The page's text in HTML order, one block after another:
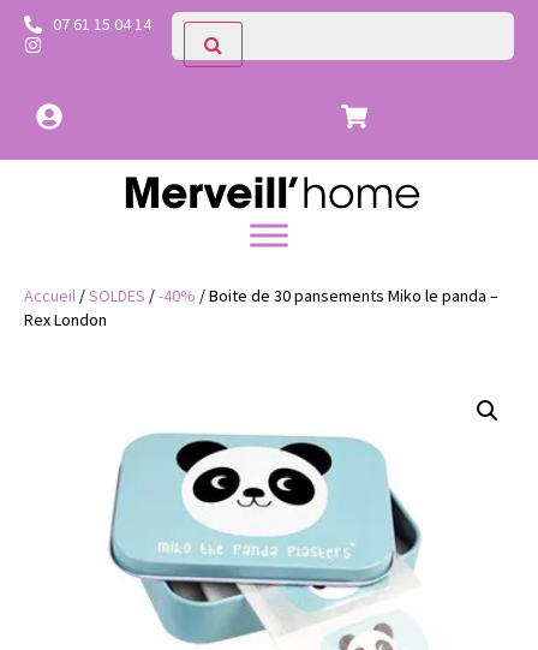
07 61 15 04 14
Accueil /SOLDES /-40% / Boite de 30 pansements Miko le panda –
Rex London